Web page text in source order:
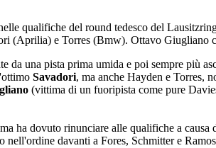
qualifiche del round tedesco del
(Aprilia) e Torres (Bmw). Ottavo Giugliano
una pista prima umida e poi sempre più
Savadori, ma anche Hayden e Torres,
(vittima di un fuoripista come pure
ha dovuto rinunciare alle qualifiche a causa
davanti a Fores, Schmitter e